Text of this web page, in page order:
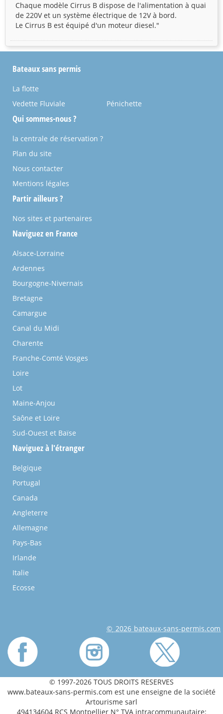
Chaque modèle Cirrus B dispose de l'alimentation à quai
de 220V et un système électrique de 12V à bord.
Le Cirrus B est équipé d'un moteur diesel."
Bateaux sans permis
La flotte
Vedette Fluviale
Pénichette
Qui sommes-nous ?
la centrale de réservation ?
Plan du site
Nous contacter
Mentions légales
Partir ailleurs ?
Nos sites et partenaires
Naviguez en France
Alsace-Lorraine
Ardennes
Bourgogne-Nivernais
Bretagne
Camargue
Canal du Midi
Charente
Franche-Comté Vosges
Loire
Lot
Maine-Anjou
Saône et Loire
Sud-Ouest et Baïse
Naviguez à l'étranger
Belgique
Portugal
Canada
Angleterre
Allemagne
Pays-Bas
Irlande
Italie
Ecosse
© 2026 bateaux-sans-permis.com
© 1997-2026 TOUS DROITS RESERVES
www.bateaux-sans-permis.com est une enseigne de la société
Artourisme sarl
494134604 RCS Montpellier N° TVA intracommunautaire: